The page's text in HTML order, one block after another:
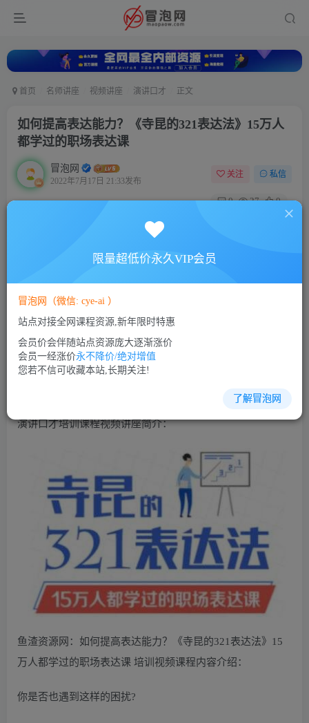
首页 名师讲座 视频讲座 演讲口才 正文
如何提高表达能力？《寺昆的321表达法》15万人
都学过的职场表达课
冒泡网
2022年7月17日 21:33发布
关注 私信
0 27 0
此内容为付费资源，请付费后查看
5
VIP会员
立即购买
您当前未登录！建议登陆后购买，可保存购买订单
演讲口才培训课程视频讲座简介：
鱼渣资源网：如何提高表达能力？《寺昆的321表达法》15
万人都学过的职场表达课 培训视频课程内容介绍：
你是否也遇到这样的困扰?
限量超低价永久VIP会员
冒泡网（微信: cye-ai ）
站点对接全网课程资源,新年限时特惠
会员价会伴随站点资源庞大逐渐涨价
会员一经涨价永不降价/绝对增值
您若不信可收藏本站,长期关注!
了解冒泡网